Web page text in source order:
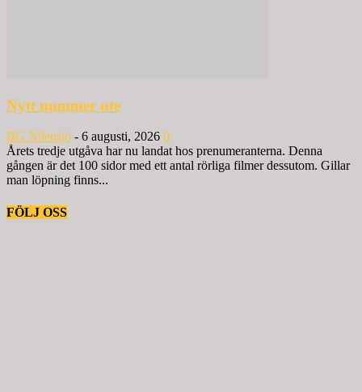
Nytt nummer ute
BG Nilensjö - 6 augusti, 2026 0
Årets tredje utgåva har nu landat hos prenumeranterna. Denna
gången är det 100 sidor med ett antal rörliga filmer dessutom. Gillar
man löpning finns...
FÖLJ OSS